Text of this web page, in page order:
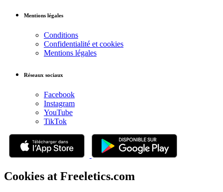
Mentions légales
Conditions
Confidentialité et cookies
Mentions légales
Réseaux sociaux
Facebook
Instagram
YouTube
TikTok
Cookies at Freeletics.com